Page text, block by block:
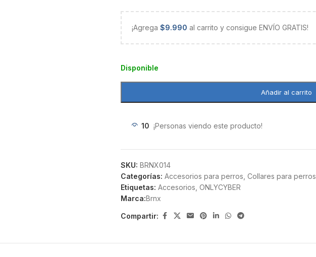
¡Agrega $9.990 al carrito y consigue ENVÍO GRATIS!
Disponible
Añadir al carrito
10 ¡Personas viendo este producto!
SKU: BRNX014
Categorías: Accesorios para perros Collares para perros
Etiquetas: Accesorios ONLYCYBER
Marca:Brnx
Compartir: